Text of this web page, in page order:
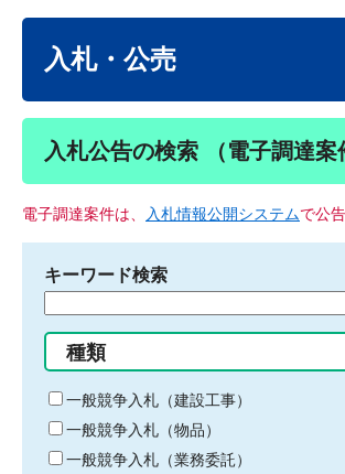
入札・公売
入札公告の検索 （電子調達案
電子調達案件は、 入札情報公開システムで公
キーワード検索
る
キ
ー
ワ
ー
種類
一般競争入札（建設工事）
一般競争入札（物品）
一般競争入札（業務委託）